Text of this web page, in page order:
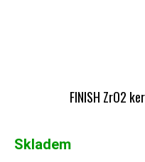
FINISH ZrO2
Skladem